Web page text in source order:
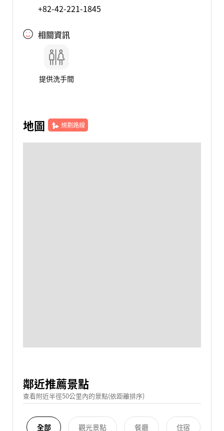
+82-42-221-1845
相關資訊
提供洗手間
地圖 規劃路線
鄰近推薦景點
查看附近半徑50公里內的景點(依距離排序)
全部 觀光景點 餐廳 住宿